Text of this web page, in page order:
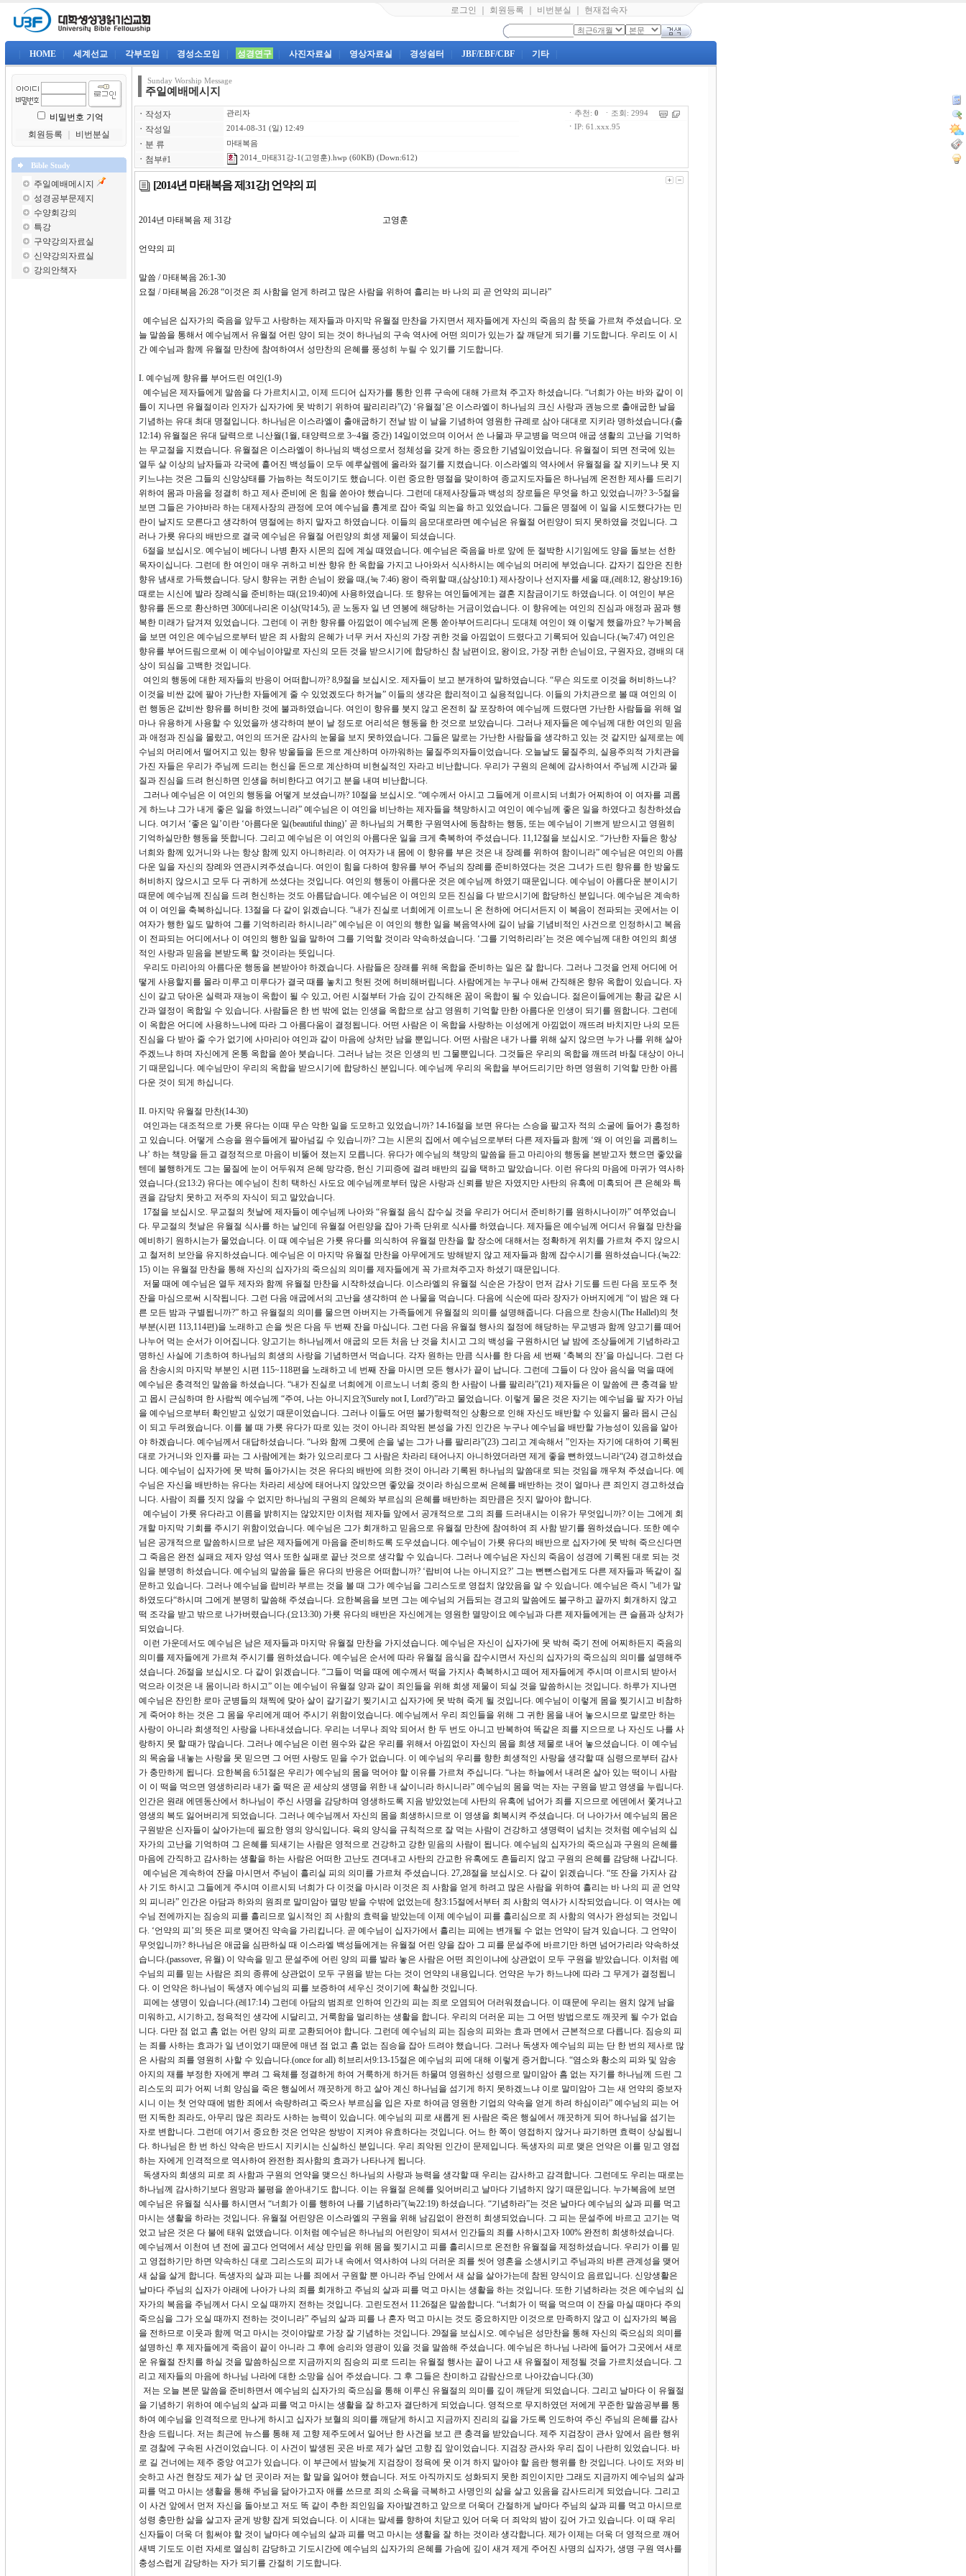
로그인 회원등록 비번분실 현재접속자
HOME 세계선교 각부모임 경성소모임 성경연구 사진자료실 영상자료실 경성쉼터 JBF/EBF/CBF 기타
비밀번호 기억
회원등록
비번분실
Bible Study
주일예배메시지
성경공부문제지
수양회강의
특강
구약강의자료실
신약강의자료실
강의안책자
Sunday Worship Message
주일예배메시지
ㆍ 작성자 관리자
ㆍ 작성일 2014-08-31 (일) 12:49
ㆍ 분 류 마태복음
ㆍ 첨부#1 2014_마태31강-1(고영훈).hwp (60KB) (Down:612)
ㆍ추천: 0 ㆍ조회: 2994
ㆍ IP: 61.xxx.95
[2014년 마태복음 제31강] 언약의 피
2014년 마태복음 제 31강 고영훈
언약의 피
말씀 / 마태복음 26:1-30
요절 / 마태복음 26:28 “이것은 죄 사함을 얻게 하려고 많은 사람을 위하여 흘리는 바 나의 피 곧 언약의 피니라”
예수님은 십자가의 죽음을 앞두고 사랑하는 제자들과 마지막 유월절 만찬을 가지면서 제자들에게 자신의 죽음의 참 뜻을 가르쳐 주셨습니다. 오
늘 말씀을 통해서 예수님께서 유월절 어린 양이 되는 것이 하나님의 구속 역사에 어떤 의미가 있는가 잘 깨닫게 되기를 기도합니다. 우리도 이 시
간 예수님과 함께 유월절 만찬에 참여하여서 성만찬의 은혜를 풍성히 누릴 수 있기를 기도합니다.
I. 예수님께 향유를 부어드린 여인(1-9)
예수님은 제자들에게 말씀을 다 가르치시고, 이제 드디어 십자가를 통한 인류 구속에 대해 가르쳐 주고자 하셨습니다. “너희가 아는 바와 같이 이
틀이 지나면 유월절이라 인자가 십자가에 못 박히기 위하여 팔리리라”(2) ‘유월절’은 이스라엘이 하나님의 크신 사랑과 권능으로 출애굽한 날을
기념하는 유대 최대 명절입니다. 하나님은 이스라엘이 출애굽하기 전날 밤 이 날을 기념하여 영원한 규례로 삼아 대대로 지키라 명하셨습니다.(출
12:14) 유월절은 유대 달력으로 니산월(1월, 태양력으로 3~4월 중간) 14일이었으며 이어서 쓴 나물과 무교병을 먹으며 애굽 생활의 고난을 기억하
는 무교절을 지켰습니다. 유월절은 이스라엘이 하나님의 백성으로서 정체성을 갖게 하는 중요한 기념일이었습니다. 유월절이 되면 전국에 있는
열두 살 이상의 남자들과 각국에 흩어진 백성들이 모두 예루살렘에 올라와 절기를 지켰습니다. 이스라엘의 역사에서 유월절을 잘 지키느냐 못 지
키느냐는 것은 그들의 신앙상태를 가늠하는 척도이기도 했습니다. 이런 중요한 명절을 맞이하여 종교지도자들은 하나님께 온전한 제사를 드리기
위하여 몸과 마음을 정결히 하고 제사 준비에 온 힘을 쏟아야 했습니다. 그런데 대제사장들과 백성의 장로들은 무엇을 하고 있었습니까? 3~5절을
보면 그들은 가야바라 하는 대제사장의 관정에 모여 예수님을 흉계로 잡아 죽일 의논을 하고 있었습니다. 그들은 명절에 이 일을 시도했다가는 민
란이 날지도 모른다고 생각하여 명절에는 하지 말자고 하였습니다. 이들의 음모대로라면 예수님은 유월절 어린양이 되지 못하였을 것입니다. 그
러나 가룟 유다의 배반으로 결국 예수님은 유월절 어린양의 희생 제물이 되셨습니다.
6절을 보십시오. 예수님이 베다니 나병 환자 시몬의 집에 계실 때였습니다. 예수님은 죽음을 바로 앞에 둔 절박한 시기임에도 양을 돌보는 선한
목자이십니다. 그런데 한 여인이 매우 귀하고 비싼 향유 한 옥합을 가지고 나아와서 식사하시는 예수님의 머리에 부었습니다. 갑자기 집안은 진한
향유 냄새로 가득했습니다. 당시 향유는 귀한 손님이 왔을 때,(눅 7:46) 왕이 즉위할 때,(삼상10:1) 제사장이나 선지자를 세울 때,(레8:12, 왕상19:16)
때로는 시신에 발라 장례식을 준비하는 때(요19:40)에 사용하였습니다. 또 향유는 여인들에게는 결혼 지참금이기도 하였습니다. 이 여인이 부은
향유를 돈으로 환산하면 300데나리온 이상(막14:5), 곧 노동자 일 년 연봉에 해당하는 거금이었습니다. 이 향유에는 여인의 진심과 애정과 꿈과 행
복한 미래가 담겨져 있었습니다. 그런데 이 귀한 향유를 아낌없이 예수님께 온통 쏟아부어드리다니 도대체 여인이 왜 이렇게 했을까요? 누가복음
을 보면 여인은 예수님으로부터 받은 죄 사함의 은혜가 너무 커서 자신의 가장 귀한 것을 아낌없이 드렸다고 기록되어 있습니다.(눅7:47) 여인은
향유를 부어드림으로써 이 예수님이야말로 자신의 모든 것을 받으시기에 합당하신 참 남편이요, 왕이요, 가장 귀한 손님이요, 구원자요, 경배의 대
상이 되심을 고백한 것입니다.
여인의 행동에 대한 제자들의 반응이 어떠합니까? 8,9절을 보십시오. 제자들이 보고 분개하여 말하였습니다. “무슨 의도로 이것을 허비하느냐?
이것을 비싼 값에 팔아 가난한 자들에게 줄 수 있었겠도다 하거늘” 이들의 생각은 합리적이고 실용적입니다. 이들의 가치관으로 볼 때 여인의 이
런 행동은 값비싼 향유를 허비한 것에 불과하였습니다. 여인이 향유를 붓지 않고 온전히 잘 포장하여 예수님께 드렸다면 가난한 사람들을 위해 얼
마나 유용하게 사용할 수 있었을까 생각하며 분이 날 정도로 어리석은 행동을 한 것으로 보았습니다. 그러나 제자들은 예수님께 대한 여인의 믿음
과 애정과 진심을 몰랐고, 여인의 뜨거운 감사의 눈물을 보지 못하였습니다. 그들은 말로는 가난한 사람들을 생각하고 있는 것 같지만 실제로는 예
수님의 머리에서 떨어지고 있는 향유 방울들을 돈으로 계산하며 아까워하는 물질주의자들이었습니다. 오늘날도 물질주의, 실용주의적 가치관을
가진 자들은 우리가 주님께 드리는 헌신을 돈으로 계산하며 비현실적인 자라고 비난합니다. 우리가 구원의 은혜에 감사하여서 주님께 시간과 물
질과 진심을 드려 헌신하면 인생을 허비한다고 여기고 분을 내며 비난합니다.
그러나 예수님은 이 여인의 행동을 어떻게 보셨습니까? 10절을 보십시오. “예수께서 아시고 그들에게 이르시되 너희가 어찌하여 이 여자를 괴롭
게 하느냐 그가 내게 좋은 일을 하였느니라” 예수님은 이 여인을 비난하는 제자들을 책망하시고 여인이 예수님께 좋은 일을 하였다고 칭찬하셨습
니다. 여기서 ‘좋은 일’이란 ‘아름다운 일(beautiful thing)’ 곧 하나님의 거룩한 구원역사에 동참하는 행동, 또는 예수님이 기쁘게 받으시고 영원히
기억하실만한 행동을 뜻합니다. 그리고 예수님은 이 여인의 아름다운 일을 크게 축복하여 주셨습니다. 11,12절을 보십시오. “가난한 자들은 항상
너희와 함께 있거니와 나는 항상 함께 있지 아니하리라. 이 여자가 내 몸에 이 향유를 부은 것은 내 장례를 위하여 함이니라” 예수님은 여인의 아름
다운 일을 자신의 장례와 연관시켜주셨습니다. 여인이 힘을 다하여 향유를 부어 주님의 장례를 준비하였다는 것은 그녀가 드린 향유를 한 방울도
허비하지 않으시고 모두 다 귀하게 쓰셨다는 것입니다. 여인의 행동이 아름다운 것은 예수님께 하였기 때문입니다. 예수님이 아름다운 분이시기
때문에 예수님께 진심을 드려 헌신하는 것도 아름답습니다. 예수님은 이 여인의 모든 진심을 다 받으시기에 합당하신 분입니다. 예수님은 계속하
여 이 여인을 축복하십니다. 13절을 다 같이 읽겠습니다. “내가 진실로 너희에게 이르노니 온 천하에 어디서든지 이 복음이 전파되는 곳에서는 이
여자가 행한 일도 말하여 그를 기억하리라 하시니라” 예수님은 이 여인의 행한 일을 복음역사에 길이 남을 기념비적인 사건으로 인정하시고 복음
이 전파되는 어디에서나 이 여인의 행한 일을 말하여 그를 기억할 것이라 약속하셨습니다. ‘그를 기억하리라’는 것은 예수님께 대한 여인의 희생
적인 사랑과 믿음을 본받도록 할 것이라는 뜻입니다.
우리도 마리아의 아름다운 행동을 본받아야 하겠습니다. 사람들은 장래를 위해 옥합을 준비하는 일은 잘 합니다. 그러나 그것을 언제 어디에 어
떻게 사용할지를 몰라 미루고 미루다가 결국 때를 놓치고 헛된 것에 허비해버립니다. 사람에게는 누구나 애써 간직해온 향유 옥합이 있습니다. 자
신이 갈고 닦아온 실력과 재능이 옥합이 될 수 있고, 어린 시절부터 가슴 깊이 간직해온 꿈이 옥합이 될 수 있습니다. 젊은이들에게는 황금 같은 시
간과 열정이 옥합일 수 있습니다. 사람들은 한 번 밖에 없는 인생을 옥합으로 삼고 영원히 기억할 만한 아름다운 인생이 되기를 원합니다. 그런데
이 옥합은 어디에 사용하느냐에 따라 그 아름다움이 결정됩니다. 어떤 사람은 이 옥합을 사랑하는 이성에게 아낌없이 깨뜨려 바치지만 나의 모든
진심을 다 받아 줄 수가 없기에 사마리아 여인과 같이 마음에 상처만 남을 뿐입니다. 어떤 사람은 내가 나를 위해 살지 않으면 누가 나를 위해 살아
주겠느냐 하며 자신에게 온통 옥합을 쏟아 붓습니다. 그러나 남는 것은 인생의 빈 그물뿐입니다. 그것들은 우리의 옥합을 깨뜨려 바칠 대상이 아니
기 때문입니다. 예수님만이 우리의 옥합을 받으시기에 합당하신 분입니다. 예수님께 우리의 옥합을 부어드리기만 하면 영원히 기억할 만한 아름
다운 것이 되게 하십니다.
II. 마지막 유월절 만찬(14-30)
여인과는 대조적으로 가룟 유다는 이때 무슨 악한 일을 도모하고 있었습니까? 14-16절을 보면 유다는 스승을 팔고자 적의 소굴에 들어가 흥정하
고 있습니다. 어떻게 스승을 원수들에게 팔아넘길 수 있습니까? 그는 시몬의 집에서 예수님으로부터 다른 제자들과 함께 ‘왜 이 여인을 괴롭히느
냐’ 하는 책망을 듣고 결정적으로 마음이 비뚤어 졌는지 모릅니다. 유다가 예수님의 책망의 말씀을 듣고 마리아의 행동을 본받고자 했으면 좋았을
텐데 불행하게도 그는 물질에 눈이 어두워져 은혜 망각증, 헌신 기피증에 걸려 배반의 길을 택하고 말았습니다. 이런 유다의 마음에 마귀가 역사하
였습니다.(요13:2) 유다는 예수님이 친히 택하신 사도요 예수님께로부터 많은 사랑과 신뢰를 받은 자였지만 사탄의 유혹에 미혹되어 큰 은혜와 특
권을 감당치 못하고 저주의 자식이 되고 말았습니다.
17절을 보십시오. 무교절의 첫날에 제자들이 예수님께 나아와 “유월절 음식 잡수실 것을 우리가 어디서 준비하기를 원하시나이까” 여쭈었습니
다. 무교절의 첫날은 유월절 식사를 하는 날인데 유월절 어린양을 잡아 가족 단위로 식사를 하였습니다. 제자들은 예수님께 어디서 유월절 만찬을
예비하기 원하시는가 물었습니다. 이 때 예수님은 가룟 유다를 의식하여 유월절 만찬을 할 장소에 대해서는 정확하게 위치를 가르쳐 주지 않으시
고 철저히 보안을 유지하셨습니다. 예수님은 이 마지막 유월절 만찬을 아무에게도 방해받지 않고 제자들과 함께 잡수시기를 원하셨습니다.(눅22:
15) 이는 유월절 만찬을 통해 자신의 십자가의 죽으심의 의미를 제자들에게 꼭 가르쳐주고자 하셨기 때문입니다.
저물 때에 예수님은 열두 제자와 함께 유월절 만찬을 시작하셨습니다. 이스라엘의 유월절 식순은 가장이 먼저 감사 기도를 드린 다음 포도주 첫
잔을 마심으로써 시작됩니다. 그런 다음 애굽에서의 고난을 생각하며 쓴 나물을 먹습니다. 다음에 식순에 따라 장자가 아버지에게 “이 밤은 왜 다
른 모든 밤과 구별됩니까?” 하고 유월절의 의미를 물으면 아버지는 가족들에게 유월절의 의미를 설명해줍니다. 다음으로 찬송시(The Hallel)의 첫
부분(시편 113,114편)을 노래하고 손을 씻은 다음 두 번째 잔을 마십니다. 그런 다음 유월절 행사의 절정에 해당하는 무교병과 함께 양고기를 떼어
나누어 먹는 순서가 이어집니다. 양고기는 하나님께서 애굽의 모든 처음 난 것을 치시고 그의 백성을 구원하시던 날 밤에 조상들에게 기념하라고
명하신 사실에 기초하여 하나님의 희생의 사랑을 기념하면서 먹습니다. 각자 원하는 만큼 식사를 한 다음 세 번째 ‘축복의 잔’을 마십니다. 그런 다
음 찬송시의 마지막 부분인 시편 115~118편을 노래하고 네 번째 잔을 마시면 모든 행사가 끝이 납니다. 그런데 그들이 다 앉아 음식을 먹을 때에
예수님은 충격적인 말씀을 하셨습니다. “내가 진실로 너희에게 이르노니 너희 중의 한 사람이 나를 팔리라”(21) 제자들은 이 말씀에 큰 충격을 받
고 몹시 근심하며 한 사람씩 예수님께 “주여, 나는 아니지요?(Surely not I, Lord?)”라고 물었습니다. 이렇게 물은 것은 자기는 예수님을 팔 자가 아님
을 예수님으로부터 확인받고 싶었기 때문이었습니다. 그러나 이들도 어떤 불가항력적인 상황으로 인해 자신도 배반할 수 있을지 몰라 몹시 근심
이 되고 두려웠습니다. 이를 볼 때 가룟 유다가 따로 있는 것이 아니라 죄악된 본성을 가진 인간은 누구나 예수님을 배반할 가능성이 있음을 알아
야 하겠습니다. 예수님께서 대답하셨습니다. “나와 함께 그릇에 손을 넣는 그가 나를 팔리라”(23) 그리고 계속해서 ”인자는 자기에 대하여 기록된
대로 가거니와 인자를 파는 그 사람에게는 화가 있으리로다 그 사람은 차라리 태어나지 아니하였더라면 제게 좋을 뻔하였느니라“(24) 경고하셨습
니다. 예수님이 십자가에 못 박혀 돌아가시는 것은 유다의 배반에 의한 것이 아니라 기록된 하나님의 말씀대로 되는 것임을 깨우쳐 주셨습니다. 예
수님은 자신을 배반하는 유다는 차라리 세상에 태어나지 않았으면 좋았을 것이라 하심으로써 은혜를 배반하는 것이 얼마나 큰 죄인지 경고하셨습
니다. 사람이 죄를 짓지 않을 수 없지만 하나님의 구원의 은혜와 부르심의 은혜를 배반하는 죄만큼은 짓지 말아야 합니다.
예수님이 가룟 유다라고 이름을 밝히지는 않았지만 이처럼 제자들 앞에서 공개적으로 그의 죄를 드러내시는 이유가 무엇입니까? 이는 그에게 회
개할 마지막 기회를 주시기 위함이었습니다. 예수님은 그가 회개하고 믿음으로 유월절 만찬에 참여하여 죄 사함 받기를 원하셨습니다. 또한 예수
님은 공개적으로 말씀하시므로 남은 제자들에게 마음을 준비하도록 도우셨습니다. 예수님이 가룟 유다의 배반으로 십자가에 못 박혀 죽으신다면
그 죽음은 완전 실패요 제자 양성 역사 또한 실패로 끝난 것으로 생각할 수 있습니다. 그러나 예수님은 자신의 죽음이 성경에 기록된 대로 되는 것
임을 분명히 하셨습니다. 예수님의 말씀을 들은 유다의 반응은 어떠합니까? ‘랍비여 나는 아니지요?’ 그는 뻔뻔스럽게도 다른 제자들과 똑같이 질
문하고 있습니다. 그러나 예수님을 랍비라 부르는 것을 볼 때 그가 예수님을 그리스도로 영접치 않았음을 알 수 있습니다. 예수님은 즉시 ”네가 말
하였도다“하시며 그에게 분명히 말씀해 주셨습니다. 요한복음을 보면 그는 예수님의 거듭되는 경고의 말씀에도 불구하고 끝까지 회개하지 않고
떡 조각을 받고 밖으로 나가버렸습니다.(요13:30) 가룟 유다의 배반은 자신에게는 영원한 멸망이요 예수님과 다른 제자들에게는 큰 슬픔과 상처가
되었습니다.
이런 가운데서도 예수님은 남은 제자들과 마지막 유월절 만찬을 가지셨습니다. 예수님은 자신이 십자가에 못 박혀 죽기 전에 어찌하든지 죽음의
의미를 제자들에게 가르쳐 주시기를 원하셨습니다. 예수님은 순서에 따라 유월절 음식을 잡수시면서 자신의 십자가의 죽으심의 의미를 설명해주
셨습니다. 26절을 보십시오. 다 같이 읽겠습니다. “그들이 먹을 때에 예수께서 떡을 가지사 축복하시고 떼어 제자들에게 주시며 이르시되 받아서
먹으라 이것은 내 몸이니라 하시고” 이는 예수님이 유월절 양과 같이 죄인들을 위해 희생 제물이 되실 것을 말씀하시는 것입니다. 하루가 지나면
예수님은 잔인한 로마 군병들의 채찍에 맞아 살이 갈기갈기 찢기시고 십자가에 못 박혀 죽게 될 것입니다. 예수님이 이렇게 몸을 찢기시고 비참하
게 죽어야 하는 것은 그 몸을 우리에게 떼어 주시기 위함이었습니다. 예수님께서 우리 죄인들을 위해 그 귀한 몸을 내어 놓으시므로 말로만 하는
사랑이 아니라 희생적인 사랑을 나타내셨습니다. 우리는 너무나 죄악 되어서 한 두 번도 아니고 반복하여 똑같은 죄를 지으므로 나 자신도 나를 사
랑하지 못 할 때가 많습니다. 그러나 예수님은 이런 원수와 같은 우리를 위해서 아낌없이 자신의 몸을 희생 제물로 내어 놓으셨습니다. 이 예수님
의 목숨을 내놓는 사랑을 못 믿으면 그 어떤 사랑도 믿을 수가 없습니다. 이 예수님의 우리를 향한 희생적인 사랑을 생각할 때 심령으로부터 감사
가 충만하게 됩니다. 요한복음 6:51절은 우리가 예수님의 몸을 먹어야 할 이유를 가르쳐 주십니다. “나는 하늘에서 내려온 살아 있는 떡이니 사람
이 이 떡을 먹으면 영생하리라 내가 줄 떡은 곧 세상의 생명을 위한 내 살이니라 하시니라” 예수님의 몸을 먹는 자는 구원을 받고 영생을 누립니다.
인간은 원래 에덴동산에서 하나님이 주신 사명을 감당하며 영생하도록 지음 받았었는데 사탄의 유혹에 넘어가 죄를 지으므로 에덴에서 쫓겨나고
영생의 복도 잃어버리게 되었습니다. 그러나 예수님께서 자신의 몸을 희생하시므로 이 영생을 회복시켜 주셨습니다. 더 나아가서 예수님의 몸은
구원받은 신자들이 살아가는데 필요한 영의 양식입니다. 육의 양식을 규칙적으로 잘 먹는 사람이 건강하고 생명력이 넘치는 것처럼 예수님의 십
자가의 고난을 기억하며 그 은혜를 되새기는 사람은 영적으로 건강하고 강한 믿음의 사람이 됩니다. 예수님의 십자가의 죽으심과 구원의 은혜를
마음에 간직하고 감사하는 생활을 하는 사람은 어떠한 고난도 견뎌내고 사탄의 간교한 유혹에도 흔들리지 않고 구원의 은혜를 감당해 나갑니다.
예수님은 계속하여 잔을 마시면서 주님이 흘리실 피의 의미를 가르쳐 주셨습니다. 27,28절을 보십시오. 다 같이 읽겠습니다. “또 잔을 가지사 감
사 기도 하시고 그들에게 주시며 이르시되 너희가 다 이것을 마시라 이것은 죄 사함을 얻게 하려고 많은 사람을 위하여 흘리는 바 나의 피 곧 언약
의 피니라” 인간은 아담과 하와의 원죄로 말미암아 멸망 받을 수밖에 없었는데 창3:15절에서부터 죄 사함의 역사가 시작되었습니다. 이 역사는 예
수님 전에까지는 짐승의 피를 흘리므로 일시적인 죄 사함의 효력을 받았는데 이제 예수님이 피를 흘리심으로 죄 사함의 역사가 완성되는 것입니
다. ‘언약의 피’의 뜻은 피로 맺어진 약속을 가리킵니다. 곧 예수님이 십자가에서 흘리는 피에는 변개될 수 없는 언약이 담겨 있습니다. 그 언약이
무엇입니까? 하나님은 애굽을 심판하실 때 이스라엘 백성들에게는 유월절 어린 양을 잡아 그 피를 문설주에 바르기만 하면 넘어가리라 약속하셨
습니다.(passover, 유월) 이 약속을 믿고 문설주에 어린 양의 피를 발라 놓은 사람은 어떤 죄인이냐에 상관없이 모두 구원을 받았습니다. 이처럼 예
수님의 피를 믿는 사람은 죄의 종류에 상관없이 모두 구원을 받는 다는 것이 언약의 내용입니다. 언약은 누가 하느냐에 따라 그 무게가 결정됩니
다. 이 언약은 하나님이 독생자 예수님의 피를 보증하여 세우신 것이기에 확실한 것입니다.
피에는 생명이 있습니다.(레17:14) 그런데 아담의 범죄로 인하여 인간의 피는 죄로 오염되어 더러워졌습니다. 이 때문에 우리는 원치 않게 남을
미워하고, 시기하고, 정욕적인 생각에 시달리고, 거룩함을 멀리하는 생활을 합니다. 우리의 더러운 피는 그 어떤 방법으로도 깨끗케 될 수가 없습
니다. 다만 점 없고 흠 없는 어린 양의 피로 교환되어야 합니다. 그런데 예수님의 피는 짐승의 피와는 효과 면에서 근본적으로 다릅니다. 짐승의 피
는 죄를 사하는 효과가 일 년이었기 때문에 매년 점 없고 흠 없는 짐승을 잡아 드려야 했습니다. 그러나 독생자 예수님의 피는 단 한 번의 제사로 많
은 사람의 죄를 영원히 사할 수 있습니다.(once for all) 히브리서9:13-15절은 예수님의 피에 대해 이렇게 증거합니다. “염소와 황소의 피와 및 암송
아지의 재를 부정한 자에게 뿌려 그 육체를 정결하게 하여 거룩하게 하거든 하물며 영원하신 성령으로 말미암아 흠 없는 자기를 하나님께 드린 그
리스도의 피가 어찌 너희 양심을 죽은 행실에서 깨끗하게 하고 살아 계신 하나님을 섬기게 하지 못하겠느냐 이로 말미암아 그는 새 언약의 중보자
시니 이는 첫 언약 때에 범한 죄에서 속량하려고 죽으사 부르심을 입은 자로 하여금 영원한 기업의 약속을 얻게 하려 하심이라” 예수님의 피는 어
떤 지독한 죄라도, 아무리 많은 죄라도 사하는 능력이 있습니다. 예수님의 피로 새롭게 된 사람은 죽은 행실에서 깨끗하게 되어 하나님을 섬기는
자로 변합니다. 그런데 여기서 중요한 것은 언약은 쌍방이 지켜야 유효하다는 것입니다. 어느 한 쪽이 영접하지 않거나 파기하면 효력이 상실됩니
다. 하나님은 한 번 하신 약속은 반드시 지키시는 신실하신 분입니다. 우리 죄악된 인간이 문제입니다. 독생자의 피로 맺은 언약은 이를 믿고 영접
하는 자에게 인격적으로 역사하여 완전한 죄사함의 효과가 나타나게 됩니다.
독생자의 희생의 피로 죄 사함과 구원의 언약을 맺으신 하나님의 사랑과 능력을 생각할 때 우리는 감사하고 감격합니다. 그런데도 우리는 때로는
하나님께 감사하기보다 원망과 불평을 쏟아내기도 합니다. 이는 유월절 은혜를 잊어버리고 날마다 기념하지 않기 때문입니다. 누가복음에 보면
예수님은 유월절 식사를 하시면서 “너희가 이를 행하여 나를 기념하라”(눅22:19) 하셨습니다. “기념하라”는 것은 날마다 예수님의 살과 피를 먹고
마시는 생활을 하라는 것입니다. 유월절 어린양은 이스라엘의 구원을 위해 남김없이 완전히 희생되었습니다. 그 피는 문설주에 바르고 고기는 먹
었고 남은 것은 다 불에 태워 없앴습니다. 이처럼 예수님은 하나님의 어린양이 되셔서 인간들의 죄를 사하시고자 100% 완전히 희생하셨습니다.
예수님께서 이천여 년 전에 골고다 언덕에서 세상 만민을 위해 몸을 찢기시고 피를 흘리시므로 온전한 유월절을 제정하셨습니다. 우리가 이를 믿
고 영접하기만 하면 약속하신 대로 그리스도의 피가 내 속에서 역사하여 나의 더러운 죄를 씻어 영혼을 소생시키고 주님과의 바른 관계성을 맺어
새 삶을 살게 합니다. 독생자의 살과 피는 나를 죄에서 구원할 뿐 아니라 주님 안에서 새 삶을 살아가는데 참된 양식이요 음료입니다. 신앙생활은
날마다 주님의 십자가 아래에 나아가 나의 죄를 회개하고 주님의 살과 피를 먹고 마시는 생활을 하는 것입니다. 또한 기념하라는 것은 예수님의 십
자가의 복음을 주님께서 다시 오실 때까지 전하는 것입니다. 고린도전서 11:26절은 말씀합니다. “너희가 이 떡을 먹으며 이 잔을 마실 때마다 주의
죽으심을 그가 오실 때까지 전하는 것이니라” 주님의 살과 피를 나 혼자 먹고 마시는 것도 중요하지만 이것으로 만족하지 않고 이 십자가의 복음
을 전하므로 이웃과 함께 먹고 마시는 것이야말로 가장 잘 기념하는 것입니다. 29절을 보십시오. 예수님은 성만찬을 통해 자신의 죽으심의 의미를
설명하신 후 제자들에게 죽음이 끝이 아니라 그 후에 승리와 영광이 있을 것을 말씀해 주셨습니다. 예수님은 하나님 나라에 들어가 그곳에서 새로
운 유월절 잔치를 하실 것을 말씀하심으로 지금까지의 짐승의 피로 드리는 유월절 행사는 끝이 나고 새 유월절이 제정될 것을 가르치셨습니다. 그
리고 제자들의 마음에 하나님 나라에 대한 소망을 심어 주셨습니다. 그 후 그들은 찬미하고 감람산으로 나아갔습니다.(30)
저는 오늘 본문 말씀을 준비하면서 예수님의 십자가의 죽으심을 통해 이루신 유월절의 의미를 깊이 깨닫게 되었습니다. 그리고 날마다 이 유월절
을 기념하기 위하여 예수님의 살과 피를 먹고 마시는 생활을 잘 하고자 결단하게 되었습니다. 영적으로 무지하였던 저에게 꾸준한 말씀공부를 통
하여 예수님을 인격적으로 만나게 하시고 십자가 보혈의 의미를 깨닫게 하시고 지금까지 진리의 길을 가도록 인도하여 주신 주님의 은혜를 감사
찬송 드립니다. 저는 최근에 뉴스를 통해 제 고향 제주도에서 일어난 한 사건을 보고 큰 충격을 받았습니다. 제주 지검장이 관사 앞에서 음란 행위
로 경찰에 구속된 사건이었습니다. 이 사건이 발생된 곳은 바로 제가 살던 고향 집 앞이었습니다. 지검장 관사와 우리 집이 나란히 있었습니다. 바
로 길 건너에는 제주 중앙 여고가 있습니다. 이 부근에서 밤늦게 지검장이 정욕에 못 이겨 하지 말아야 할 음란 행위를 한 것입니다. 나이도 저와 비
슷하고 사건 현장도 제가 살 던 곳이라 저는 할 말을 잃어야 했습니다. 저도 아직까지도 성화되지 못한 죄인이지만 그래도 지금까지 예수님의 살과
피를 먹고 마시는 생활을 통해 주님을 닮아가고자 애를 쓰므로 죄의 소욕을 극복하고 사명인의 삶을 살고 있음을 감사드리게 되었습니다. 그리고
이 사건 앞에서 먼저 자신을 돌아보고 저도 똑 같이 추한 죄인임을 자아발견하고 앞으로 더욱더 간절하게 날마다 주님의 살과 피를 먹고 마시므로
성령 충만한 삶을 살고자 굳게 방향 잡게 되었습니다. 이 시대는 말세를 향하여 치닫고 있어 더욱 더 죄악의 밤이 깊어 가고 있습니다. 이 때 우리
신자들이 더욱 더 힘써야 할 것이 날마다 예수님의 살과 피를 먹고 마시는 생활을 잘 하는 것이라 생각합니다. 제가 이제는 더욱 더 영적으로 깨어
새벽 기도도 이런 자세로 열심히 감당하고 기도시간에 예수님의 십자가의 은혜를 가슴에 깊이 새겨 제게 주어진 사명의 십자가, 생명 구원 역사를
충성스럽게 감당하는 자가 되기를 간절히 기도합니다.